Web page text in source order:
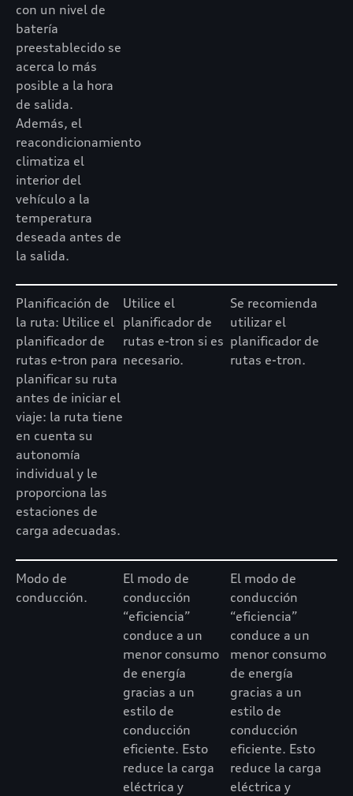
con un nivel de
batería
preestablecido se
acerca lo más
posible a la hora
de salida.
Además, el
reacondicionamiento
climatiza el
interior del
vehículo a la
temperatura
deseada antes de
la salida.
Planificación de
la ruta: Utilice el
planificador de
rutas e-tron para
planificar su ruta
antes de iniciar el
viaje: la ruta tiene
en cuenta su
autonomía
individual y le
proporciona las
estaciones de
carga adecuadas.
Utilice el
planificador de
rutas e-tron si es
necesario.
Se recomienda
utilizar el
planificador de
rutas e-tron.
Modo de
conducción.
El modo de
conducción
“eficiencia”
conduce a un
menor consumo
de energía
gracias a un
estilo de
conducción
eficiente. Esto
reduce la carga
eléctrica y
El modo de
conducción
“eficiencia”
conduce a un
menor consumo
de energía
gracias a un
estilo de
conducción
eficiente. Esto
reduce la carga
eléctrica y